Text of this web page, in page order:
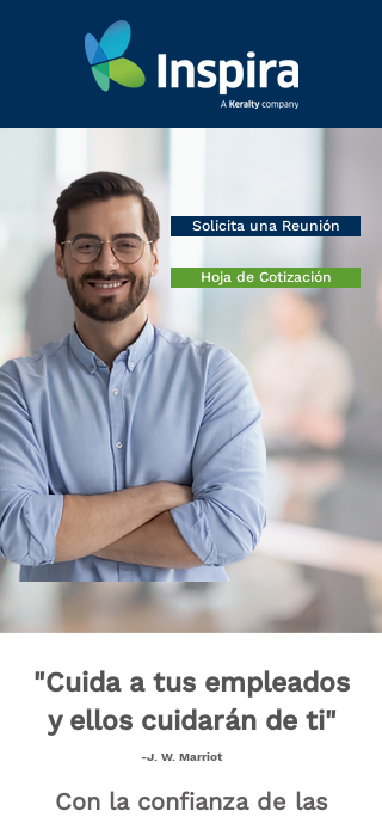
Solicita una Reunión
Hoja de Cotización
"Cuida a tus empleados
y ellos cuidarán de ti"
-J. W. Marriot
Con la confianza de las